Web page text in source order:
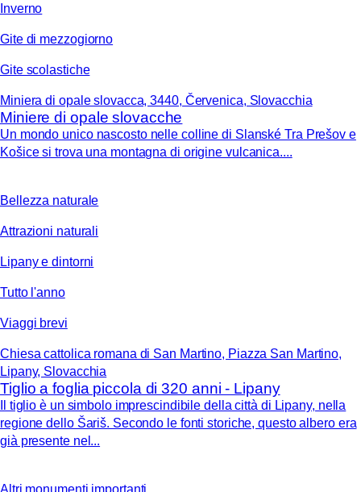
Inverno
Gite di mezzogiorno
Gite scolastiche
Miniera di opale slovacca, 3440, Červenica, Slovacchia
Miniere di opale slovacche
Un mondo unico nascosto nelle colline di Slanské Tra Prešov e
Košice si trova una montagna di origine vulcanica....
Bellezza naturale
Attrazioni naturali
Lipany e dintorni
Tutto l'anno
Viaggi brevi
Chiesa cattolica romana di San Martino, Piazza San Martino,
Lipany, Slovacchia
Tiglio a foglia piccola di 320 anni - Lipany
Il tiglio è un simbolo imprescindibile della città di Lipany, nella
regione dello Šariš. Secondo le fonti storiche, questo albero era
già presente nel...
Altri monumenti importanti